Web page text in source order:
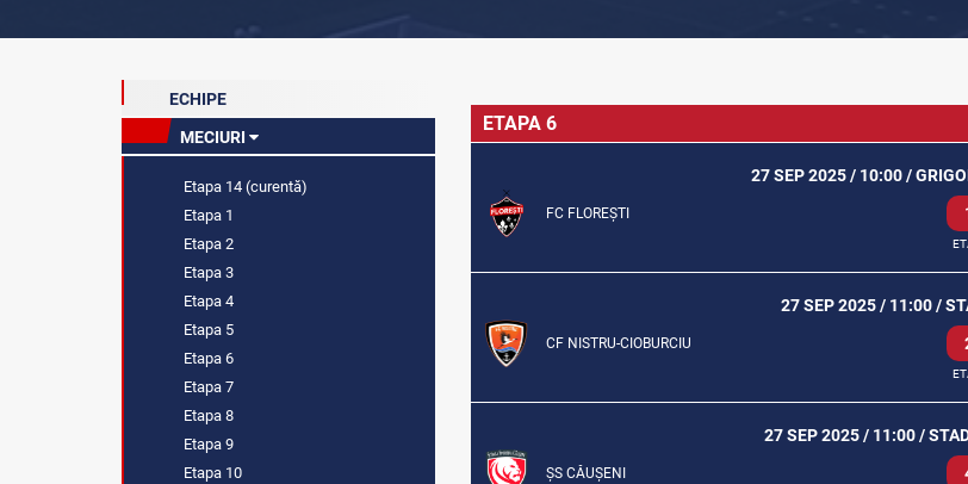
ECHIPE
MECIURI
Etapa 14 (curentă)
Etapa 1
Etapa 2
Etapa 3
Etapa 4
Etapa 5
Etapa 6
Etapa 7
Etapa 8
Etapa 9
Etapa 10
ETAPA 6
27 SEP 2025 / 10:00 /
FC FLOREȘTI
27 SEP 2025 / 11:00 /
CF NISTRU-CIOBURCIU
27 SEP 2025 / 11:00 /
ȘS CĂUȘENI